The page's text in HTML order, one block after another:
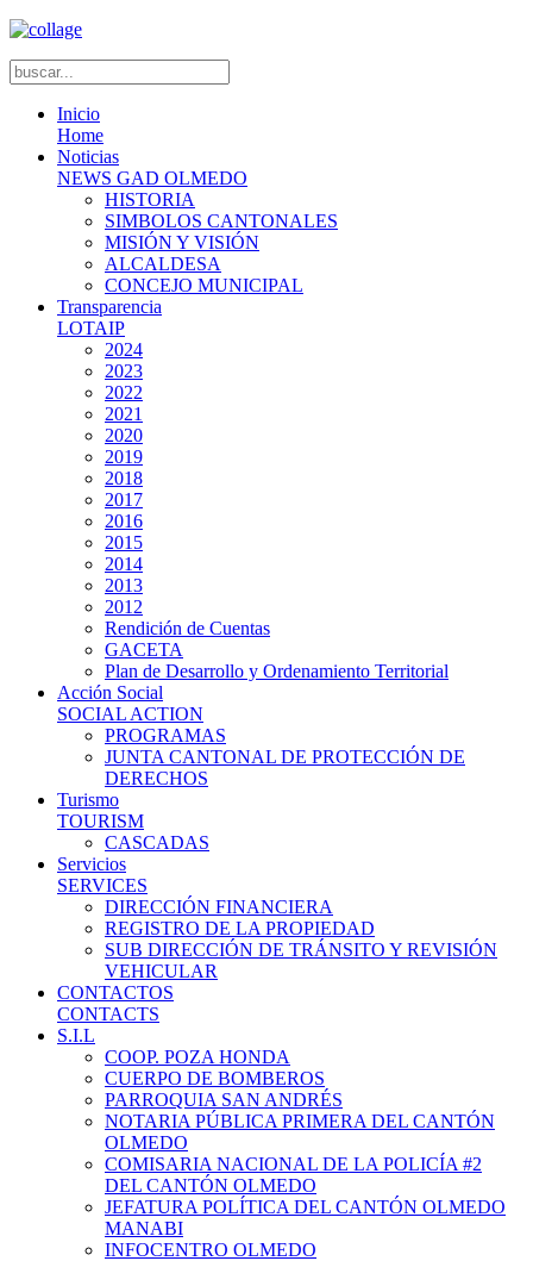
Inicio
Home
Noticias
NEWS GAD OLMEDO
HISTORIA
SIMBOLOS CANTONALES
MISIÓN Y VISIÓN
ALCALDESA
CONCEJO MUNICIPAL
Transparencia
LOTAIP
2024
2023
2022
2021
2020
2019
2018
2017
2016
2015
2014
2013
2012
Rendición de Cuentas
GACETA
Plan de Desarrollo y Ordenamiento Territorial
Acción Social
SOCIAL ACTION
PROGRAMAS
JUNTA CANTONAL DE PROTECCIÓN DE
DERECHOS
Turismo
TOURISM
CASCADAS
Servicios
SERVICES
DIRECCIÓN FINANCIERA
REGISTRO DE LA PROPIEDAD
SUB DIRECCIÓN DE TRÁNSITO Y REVISIÓN
VEHICULAR
CONTACTOS
CONTACTS
S.I.L
COOP. POZA HONDA
CUERPO DE BOMBEROS
PARROQUIA SAN ANDRÉS
NOTARIA PÚBLICA PRIMERA DEL CANTÓN
OLMEDO
COMISARIA NACIONAL DE LA POLICÍA #2
DEL CANTÓN OLMEDO
JEFATURA POLÍTICA DEL CANTÓN OLMEDO
MANABI
INFOCENTRO OLMEDO